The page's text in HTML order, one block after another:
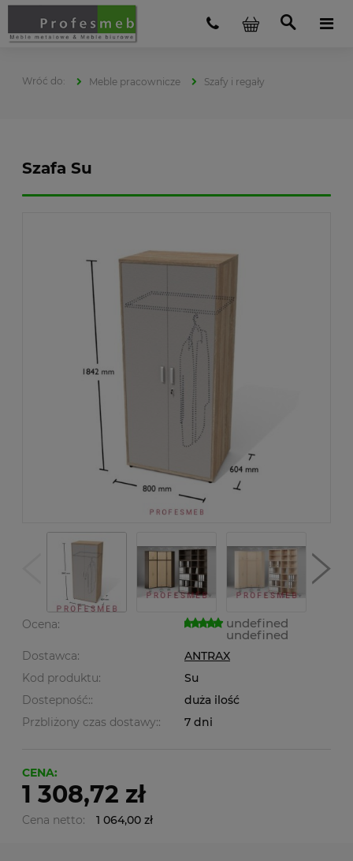
Meble pracownicze Szafy i regały
Szafa Su
Ocena: undefined
undefined
Dostawca:
ANTRAX
Kod produktu:
Su
Dostepność::
duża ilość
Przbliżony czas dostawy::
7 dni
CENA:
1 308,72 zł
Cena netto: 1 064,00 zł